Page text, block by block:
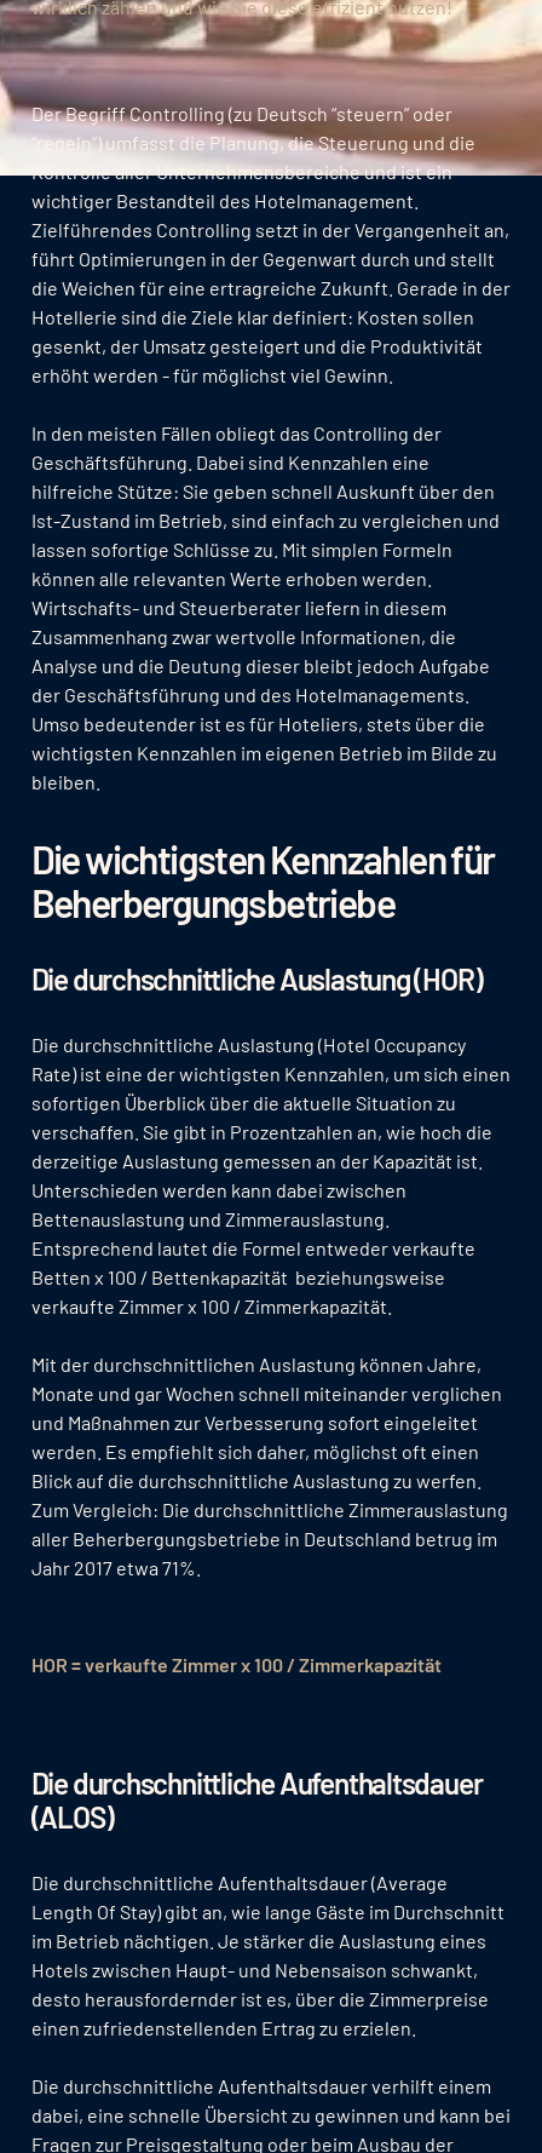
wirklich zählen und wie Sie diese effizient nutzen!
Der Begriff Controlling (zu Deutsch “steuern” oder
“regeln”) umfasst die Planung, die Steuerung und die
Kontrolle aller Unternehmensbereiche und ist ein
wichtiger Bestandteil des Hotelmanagement.
Zielführendes Controlling setzt in der Vergangenheit an,
führt Optimierungen in der Gegenwart durch und stellt
die Weichen für eine ertragreiche Zukunft. Gerade in der
Hotellerie sind die Ziele klar definiert: Kosten sollen
gesenkt, der Umsatz gesteigert und die Produktivität
erhöht werden - für möglichst viel Gewinn.
In den meisten Fällen obliegt das Controlling der
Geschäftsführung. Dabei sind Kennzahlen eine
hilfreiche Stütze: Sie geben schnell Auskunft über den
Ist-Zustand im Betrieb, sind einfach zu vergleichen und
lassen sofortige Schlüsse zu. Mit simplen Formeln
können alle relevanten Werte erhoben werden.
Wirtschafts- und Steuerberater liefern in diesem
Zusammenhang zwar wertvolle Informationen, die
Analyse und die Deutung dieser bleibt jedoch Aufgabe
der Geschäftsführung und des Hotelmanagements.
Umso bedeutender ist es für Hoteliers, stets über die
wichtigsten Kennzahlen im eigenen Betrieb im Bilde zu
bleiben.
Die wichtigsten Kennzahlen für
Beherbergungsbetriebe
Die durchschnittliche Auslastung (HOR)
Die durchschnittliche Auslastung (Hotel Occupancy
Rate) ist eine der wichtigsten Kennzahlen, um sich einen
sofortigen Überblick über die aktuelle Situation zu
verschaffen. Sie gibt in Prozentzahlen an, wie hoch die
derzeitige Auslastung gemessen an der Kapazität ist.
Unterschieden werden kann dabei zwischen
Bettenauslastung und Zimmerauslastung.
Entsprechend lautet die Formel entweder verkaufte
Betten x 100 / Bettenkapazität beziehungsweise
verkaufte Zimmer x 100 / Zimmerkapazität.
Mit der durchschnittlichen Auslastung können Jahre,
Monate und gar Wochen schnell miteinander verglichen
und Maßnahmen zur Verbesserung sofort eingeleitet
werden. Es empfiehlt sich daher, möglichst oft einen
Blick auf die durchschnittliche Auslastung zu werfen.
Zum Vergleich: Die durchschnittliche Zimmerauslastung
aller Beherbergungsbetriebe in Deutschland betrug im
Jahr 2017 etwa 71%.
HOR = verkaufte Zimmer x 100 / Zimmerkapazität
Die durchschnittliche Aufenthaltsdauer
(ALOS)
Die durchschnittliche Aufenthaltsdauer (Average
Length Of Stay) gibt an, wie lange Gäste im Durchschnitt
im Betrieb nächtigen. Je stärker die Auslastung eines
Hotels zwischen Haupt- und Nebensaison schwankt,
desto herausfordernder ist es, über die Zimmerpreise
einen zufriedenstellenden Ertrag zu erzielen.
Die durchschnittliche Aufenthaltsdauer verhilft einem
dabei, eine schnelle Übersicht zu gewinnen und kann bei
Fragen zur Preisgestaltung oder beim Ausbau der